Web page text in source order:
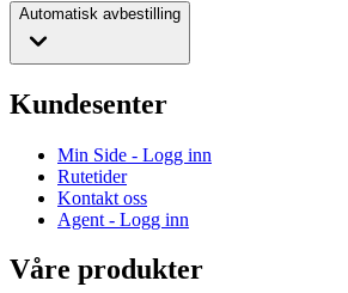
Automatisk avbestilling
Kundesenter
Min Side - Logg inn
Rutetider
Kontakt oss
Agent - Logg inn
Våre produkter